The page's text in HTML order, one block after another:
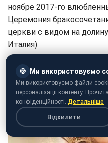
ноябре 2017-го
Церемония
церкви с видом на
Италия).
🍪 Ми використовуємо
Ми використовуємо файли
персоналізації контенту.
конфіденційності. Детальніше
Відхилити